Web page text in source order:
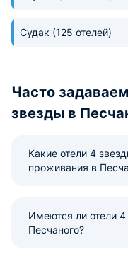
Судак (125 отелей)
Часто
звезды в
Какие отели 4
проживания в
Имеются ли отели
Песчаного?